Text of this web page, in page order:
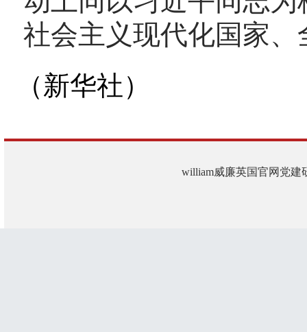
社会主义现代化国家
（新华社）
william威廉英国官网党建